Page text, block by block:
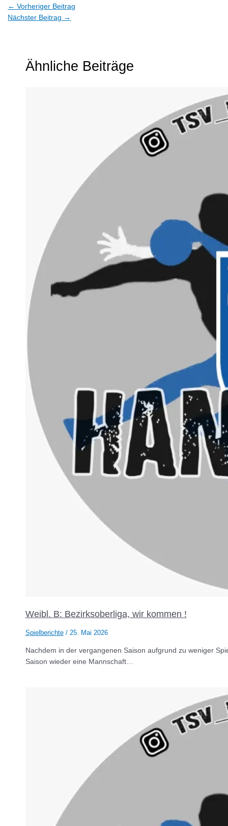
← Vorheriger Beitrag
Nächster Beitrag →
Ähnliche Beiträge
Weibl. B: Bezirksoberliga, wir kommen !
Spielberichte/ 25. Mai 2026
Nachdem in der vergangenen Saison aufgrund zu weniger
Saison wieder eine Mannschaft…